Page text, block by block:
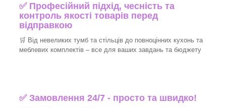
✅ Професійний підхід, чесність та
контроль якості товарів перед
відправкою
🛒 Від невеликих тумб та стільців до повноцінних кухонь та
меблевих комплектів – все для ваших завдань та бюджету
✅ Замовлення 24/7 - просто та швидко!